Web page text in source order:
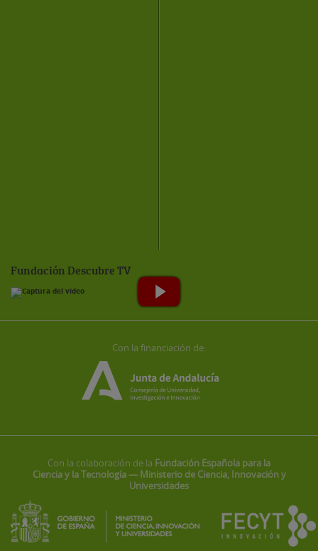
Fundación Descubre TV
Con la financiación de:
Con la colaboración de la Fundación Española para la
Ciencia y la Tecnología — Ministerio de Ciencia, Innovación y
Universidades